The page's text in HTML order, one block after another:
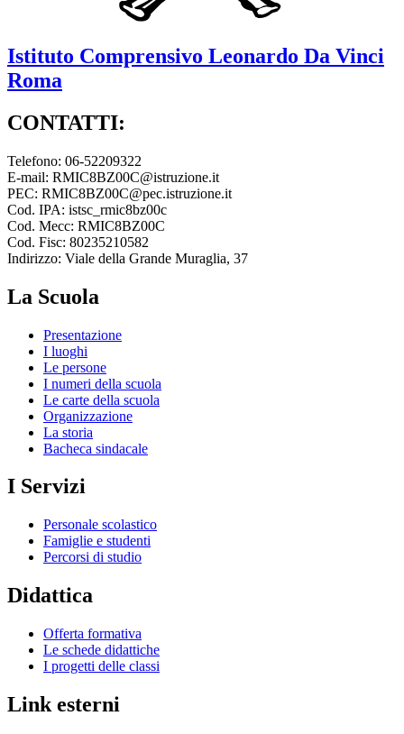
Istituto Comprensivo Leonardo Da Vinci
Roma
CONTATTI:
Telefono: 06-52209322
E-mail: RMIC8BZ00C@istruzione.it
PEC: RMIC8BZ00C@pec.istruzione.it
Cod. IPA: istsc_rmic8bz00c
Cod. Mecc: RMIC8BZ00C
Cod. Fisc: 80235210582
Indirizzo: Viale della Grande Muraglia, 37
La Scuola
Presentazione
I luoghi
Le persone
I numeri della scuola
Le carte della scuola
Organizzazione
La storia
Bacheca sindacale
I Servizi
Personale scolastico
Famiglie e studenti
Percorsi di studio
Didattica
Offerta formativa
Le schede didattiche
I progetti delle classi
Link esterni